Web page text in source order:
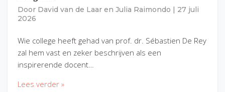
Door David van de Laar en Julia Raimondo
27 juli
2026
Wie college heeft gehad van prof. dr. Sébastien De Rey
zal hem vast en zeker beschrijven als een
inspirerende docent…
Lees verder »